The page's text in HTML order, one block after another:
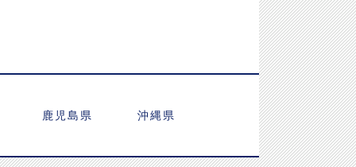
鹿児島県 沖縄県